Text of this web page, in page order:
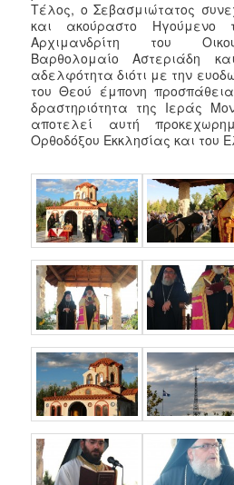
Τέλος, ο Σεβασμιώτατος
και ακούραστο Ηγούμενο
Αρχιμανδρίτη του
Βαρθολομαίο Αστεριάδη
αδελφότητα διότι με την
του Θεού έμπονη
δραστηριότητα της Ιεράς
αποτελεί αυτή
Ορθοδόξου Εκκλησίας και του